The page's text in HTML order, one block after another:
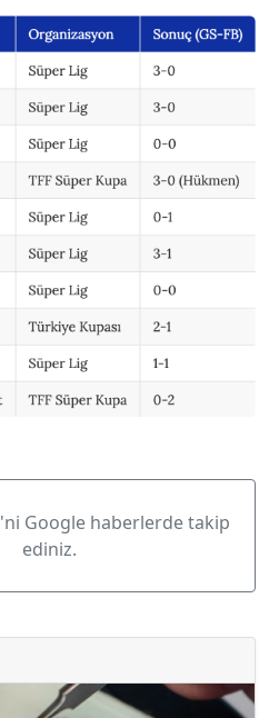
'ni Google haberlerde takip
ediniz.